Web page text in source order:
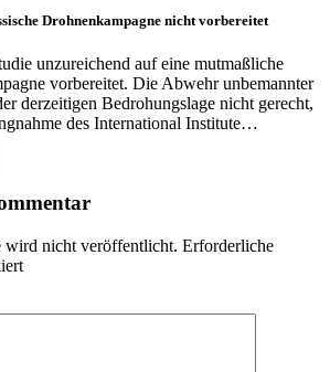
Drohnenkampagne nicht vorbereitet
unzureichend auf eine mutmaßliche
vorbereitet. Die Abwehr unbemannter
derzeitigen Bedrohungslage nicht gerecht,
des International Institute…
wird nicht veröffentlicht. Erforderliche